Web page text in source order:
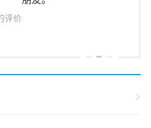
——来自奥迪 A4L车主的评价